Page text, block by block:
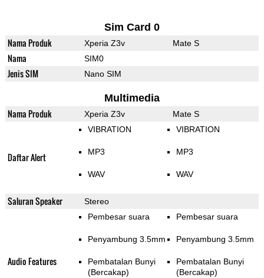
Sim Card 0
Nama Produk Xperia Z3v Mate S
Nama SIM0
Jenis SIM Nano SIM
Multimedia
Nama Produk Xperia Z3v Mate S
Daftar Alert
VIBRATION
MP3
WAV
VIBRATION
MP3
WAV
Saluran Speaker Stereo
Audio Features
Pembesar suara
Penyambung 3.5mm
Pembatalan Bunyi
(Bercakap)
Pembesar suara
Penyambung 3.5mm
Pembatalan Bunyi
(Bercakap)